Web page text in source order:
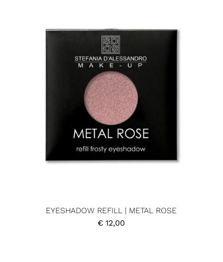
EYESHADOW REFILL | METAL ROSE
€ 12,00